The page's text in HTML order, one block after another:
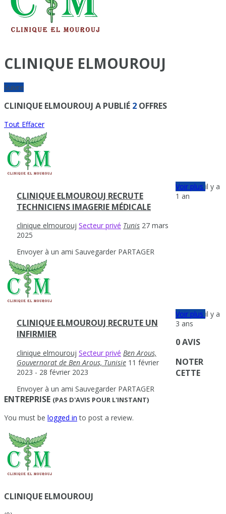
CLINIQUE ELMOUROUJ
Suivre
CLINIQUE ELMOUROUJ A PUBLIÉ 2 OFFRES
Tout Effacer
CLINIQUE ELMOUROUJ RECRUTE
TECHNICIENS IMAGERIE MÉDICALE
clinique elmourouj Secteur privé Tunis 27 mars
2025
Envoyer à un ami Sauvegarder PARTAGER
Voir plusil y a
1 an
CLINIQUE ELMOUROUJ RECRUTE UN
INFIRMIER
clinique elmourouj Secteur privé Ben Arous,
Gouvernorat de Ben Arous, Tunisie 11 février
2023 - 28 février 2023
Envoyer à un ami Sauvegarder PARTAGER
Voir plusil y a
3 ans
0 AVIS
NOTER
CETTE
ENTREPRISE (PAS D'AVIS POUR L'INSTANT)
You must be logged in to post a review.
CLINIQUE ELMOUROUJ